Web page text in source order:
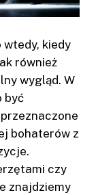
wtedy, kiedy
również
wygląd. W
być
bohaterów z
czy
znajdziemy